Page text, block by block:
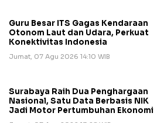
Guru Besar ITS Gagas Kendaraan
Otonom Laut dan Udara, Perkuat
Konektivitas Indonesia
Jumat, 07 Agu 2026 14:10 WIB
Surabaya Raih Dua Penghargaan
Nasional, Satu Data Berbasis NIK
Jadi Motor Pertumbuhan Ekonomi